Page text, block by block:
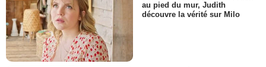
au pied du mur, Judith
découvre la vérité sur Milo